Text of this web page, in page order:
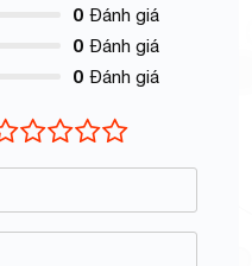
0 Đánh giá
0 Đánh giá
0 Đánh giá